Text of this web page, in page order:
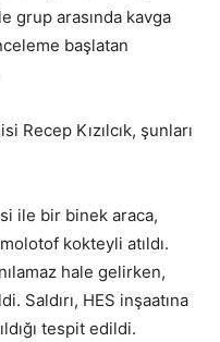
grup arasında kavga
başlatan
Recep Kızılcık, şunları
ile bir binek araca,
kokteyli atıldı.
hale gelirken,
Saldırı, HES inşaatına
tespit edildi.